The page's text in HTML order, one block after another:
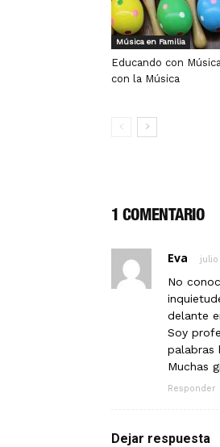
Música en Familia
Educando con
con la Música
1 COMENTARIO
Eva
No
delante
Soy
palabras
Muchas
Responder
Dejar respuesta